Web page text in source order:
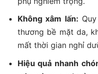
Không xâm lấn:
thương bề mặt da,
mất thời gian nghỉ
Hiệu quả nhanh